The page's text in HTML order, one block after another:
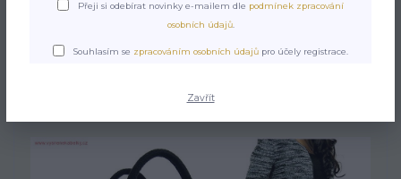
Kabelka Love jízdní kolo
Přeji si odebírat novinky e-mailem dle podmínek zpracování
osobních údajů.
Souhlasím se zpracováním osobních údajů pro účely registrace.
Zavřít